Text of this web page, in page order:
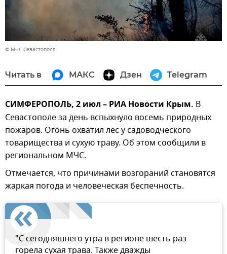
© МЧС Севастополя
Читать в МАКС Дзен Telegram
СИМФЕРОПОЛЬ, 2 июл – РИА Новости Крым. В
Севастополе за день вспыхнуло восемь природных
пожаров. Огонь охватил лес у садоводческого
товарищества и сухую траву. Об этом сообщили в
региональном МЧС.
Отмечается, что причинами возгораний становятся
жаркая погода и человеческая беспечность.
"С сегодняшнего утра в регионе шесть раз
горела сухая трава. Также дважды